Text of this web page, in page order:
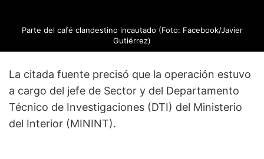
Parte del café clandestino incautado (Foto: Facebook/Javier
Gutiérrez)
La citada fuente precisó que la operación estuvo
a cargo del jefe de Sector y del Departamento
Técnico de Investigaciones (DTI) del Ministerio
del Interior (MININT).